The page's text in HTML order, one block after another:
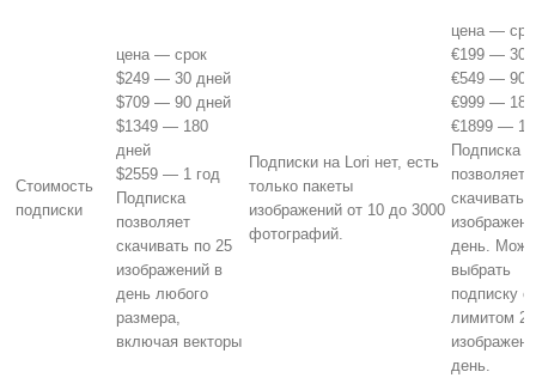
Стоимость
подписки
цена — срок
$249 — 30 дней
$709 — 90 дней
$1349 — 180
дней
$2559 — 1 год
Подписка
позволяет
скачивать по 25
изображений в
день любого
размера,
включая векторы
Подписки на Lori нет, есть
только пакеты
изображений от 10 до 3000
фотографий.
цена —
€199 — 30
€549 — 90
€999 —
€1899 — 1
Подписка
позволяет
скачивать
день.
выбрать
подписку с
лимитом
день.